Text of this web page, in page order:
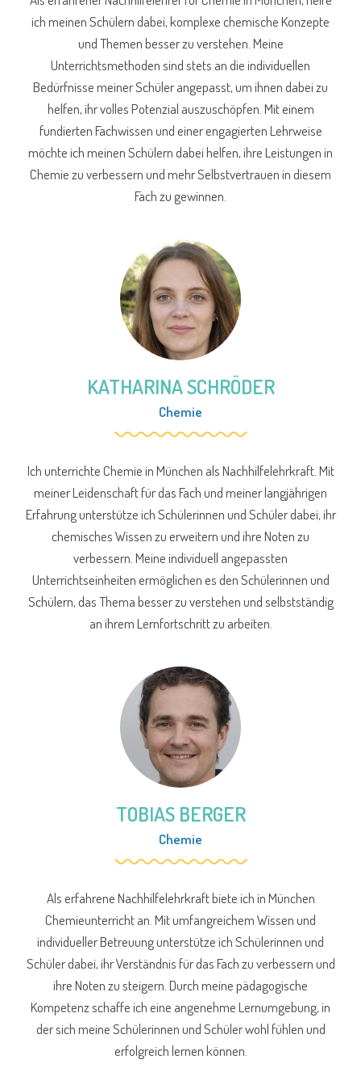
ich meinen Schülern dabei, komplexe chemische Konzepte
und Themen besser zu verstehen. Meine
Unterrichtsmethoden sind stets an die individuellen
Bedürfnisse meiner Schüler angepasst, um ihnen dabei zu
helfen, ihr volles Potenzial auszuschöpfen. Mit einem
fundierten Fachwissen und einer engagierten Lehrweise
möchte ich meinen Schülern dabei helfen, ihre Leistungen in
Chemie zu verbessern und mehr Selbstvertrauen in diesem
Fach zu gewinnen.
KATHARINA SCHRÖDER
Chemie
Ich unterrichte Chemie in München als Nachhilfelehrkraft. Mit
meiner Leidenschaft für das Fach und meiner langjährigen
Erfahrung unterstütze ich Schülerinnen und Schüler dabei, ihr
chemisches Wissen zu erweitern und ihre Noten zu
verbessern. Meine individuell angepassten
Unterrichtseinheiten ermöglichen es den Schülerinnen und
Schülern, das Thema besser zu verstehen und selbstständig
an ihrem Lernfortschritt zu arbeiten.
TOBIAS BERGER
Chemie
Als erfahrene Nachhilfelehrkraft biete ich in München
Chemieunterricht an. Mit umfangreichem Wissen und
individueller Betreuung unterstütze ich Schülerinnen und
Schüler dabei, ihr Verständnis für das Fach zu verbessern und
ihre Noten zu steigern. Durch meine pädagogische
Kompetenz schaffe ich eine angenehme Lernumgebung, in
der sich meine Schülerinnen und Schüler wohl fühlen und
erfolgreich lernen können.